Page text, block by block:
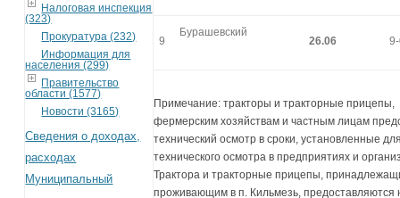
Налоговая инспекция
(323)
Прокуратура (232)
Информация для
населения (299)
Правительство
области (1577)
Новости (3165)
Сведения о доходах,
расходах
Муниципальный
9
Бурашевский
26.06
Примечание: тракторы и тракторные
фермерским хозяйствам и частным лицам
технический осмотр в сроки, установленные
технического осмотра в предприятиях и
Трактора и тракторные прицепы,
проживающим в п. Кильмезь, предоставляются